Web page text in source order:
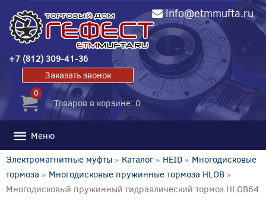
info@etmmufta.ru
+7 (812) 309-41-36
Заказать звонок
0
Товаров в корзине: 0
Меню
Электромагнитные муфты » Каталог» HEID » Многодисковые
тормоза » Многодисковые пружинные тормоза HLOB »
Многодисковый пружинный гидравлический тормоз HLOB64